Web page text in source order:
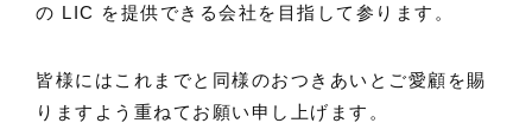
の LIC を提供できる会社を目指して参ります。
皆様にはこれまでと同様のおつきあいとご愛顧を賜
りますよう重ねてお願い申し上げます。